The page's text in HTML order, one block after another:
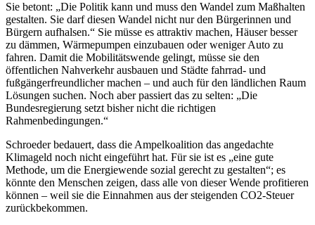
Sie betont: „Die Politik kann und muss den Wandel zum Maßhalten
gestalten. Sie darf diesen Wandel nicht nur den Bürgerinnen und
Bürgern aufhalsen.“ Sie müsse es attraktiv machen, Häuser besser
zu dämmen, Wärmepumpen einzubauen oder weniger Auto zu
fahren. Damit die Mobilitätswende gelingt, müsse sie den
öffentlichen Nahverkehr ausbauen und Städte fahrrad- und
fußgängerfreundlicher machen – und auch für den ländlichen Raum
Lösungen suchen. Noch aber passiert das zu selten: „Die
Bundesregierung setzt bisher nicht die richtigen
Rahmenbedingungen.“
Schroeder bedauert, dass die Ampelkoalition das angedachte
Klimageld noch nicht eingeführt hat. Für sie ist es „eine gute
Methode, um die Energiewende sozial gerecht zu gestalten“; es
könnte den Menschen zeigen, dass alle von dieser Wende profitieren
können – weil sie die Einnahmen aus der steigenden CO2-Steuer
zurückbekommen.